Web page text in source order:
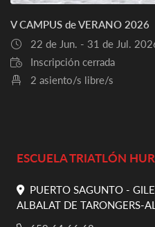
V CAMPUS de VERANO 2026
22 de Jun. - 31 de Jul.
Inscripción cerrada
2 asiento/s libre/s
ESCUELA TRIATLÓN
PUERTO SAGUNTO -
ALBALAT DE TARONGERS-